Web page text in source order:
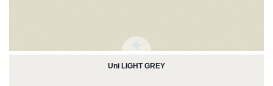
Uni LIGHT GREY